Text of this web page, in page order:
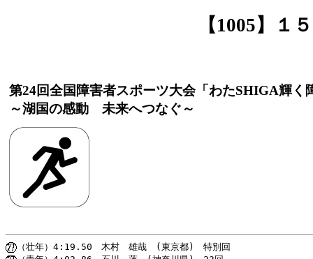
【1005】
第24回全国障害者スポーツ大会「わたSHIGA輝
～湖国の感動 未来へつなぐ～